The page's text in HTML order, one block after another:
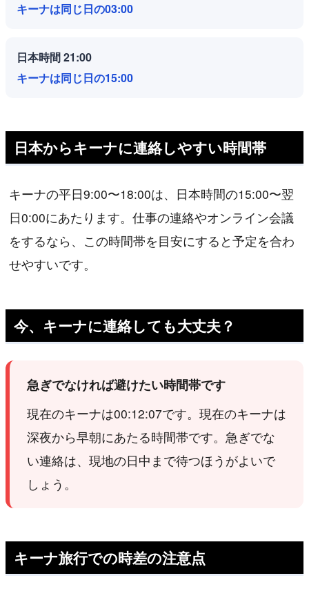
キーナは同じ日の03:00
日本時間 21:00
キーナは同じ日の15:00
日本からキーナに連絡しやすい時間帯
キーナの平日9:00〜18:00は、日本時間の15:00〜翌
日0:00にあたります。仕事の連絡やオンライン会議
をするなら、この時間帯を目安にすると予定を合わ
せやすいです。
今、キーナに連絡しても大丈夫？
急ぎでなければ避けたい時間帯です
現在のキーナは00:12:07です。現在のキーナは
深夜から早朝にあたる時間帯です。急ぎでな
い連絡は、現地の日中まで待つほうがよいで
しょう。
キーナ旅行での時差の注意点